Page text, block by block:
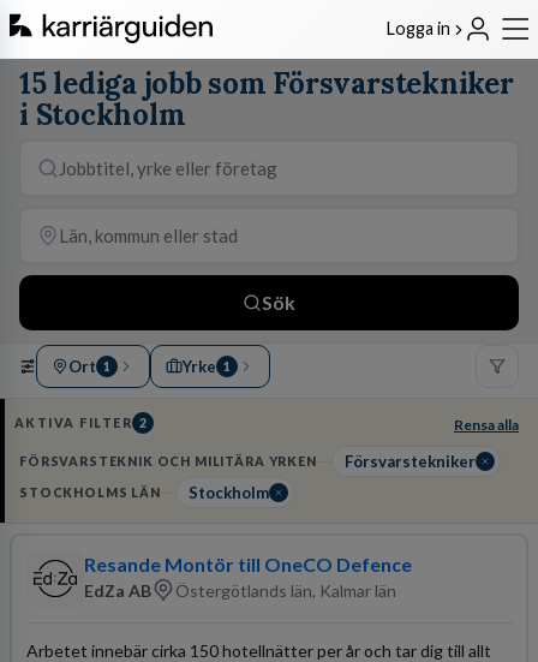
Logga in
15 lediga jobb som Försvarstekniker
i Stockholm
Sök
Ort 1 Yrke 1
AKTIVA FILTER 2 Rensa alla
FÖRSVARSTEKNIK OCH MILITÄRA YRKEN Försvarstekniker
STOCKHOLMS LÄN Stockholm
Resande Montör till OneCO Defence
EdZa AB Östergötlands län, Kalmar län
Arbetet innebär cirka 150 hotellnätter per år och tar dig till allt